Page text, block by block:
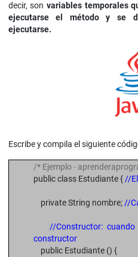
decir, son variables temporales
ejecutarse el método y se
ejecutarse.
Escribe y compila el siguiente
/* Ejemplo -
public class Estudiante { //
private String nombre; //
//Constructor: cuando
constructor
public Estudiante () {